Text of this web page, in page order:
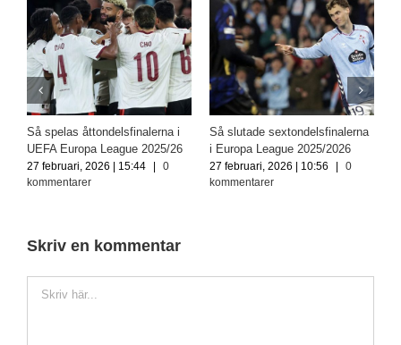
Så spelas åttondelsfinalerna i
UEFA Europa League 2025/26
27 februari, 2026 | 15:44
0
kommentarer
Så slutade sextondelsfinalerna
i Europa League 2025/2026
27 februari, 2026 | 10:56
0
kommentarer
Skriv en kommentar